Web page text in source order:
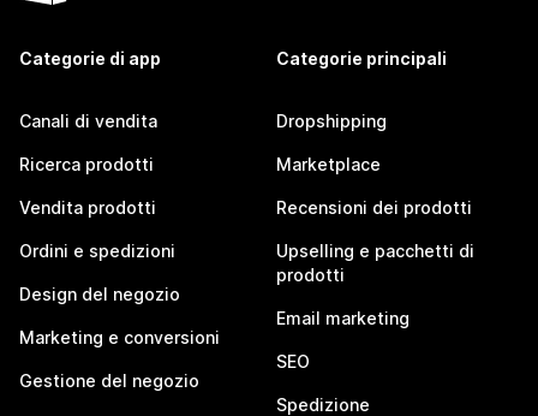
Categorie di app
Canali di vendita
Ricerca prodotti
Vendita prodotti
Ordini e spedizioni
Design del negozio
Marketing e conversioni
Gestione del negozio
Categorie principali
Dropshipping
Marketplace
Recensioni dei prodotti
Upselling e pacchetti di
prodotti
Email marketing
SEO
Spedizione